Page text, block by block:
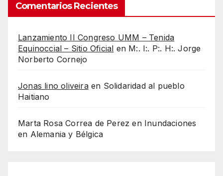
Comentarios Recientes
Lanzamiento II Congreso UMM – Tenida
Equinoccial – Sitio Oficial en M:. I:. P:. H:. Jorge
Norberto Cornejo
Jonas lino oliveiraen Solidaridad al pueblo
Haitiano
Marta Rosa Correa de Perez en Inundaciones
en Alemania y Bélgica